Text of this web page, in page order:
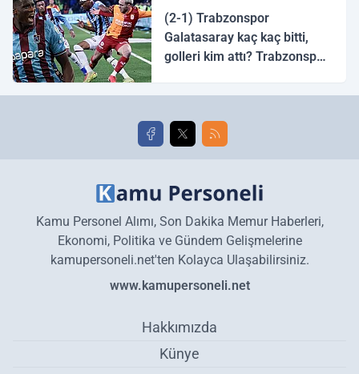
(2-1) Trabzonspor
Galatasaray kaç kaç bitti,
golleri kim attı? Trabzonspor
golleri!
Kamu Personel Alımı, Son Dakika Memur Haberleri,
Ekonomi, Politika ve Gündem Gelişmelerine
kamupersoneli.net'ten Kolayca Ulaşabilirsiniz.
www.kamupersoneli.net
Hakkımızda
Künye